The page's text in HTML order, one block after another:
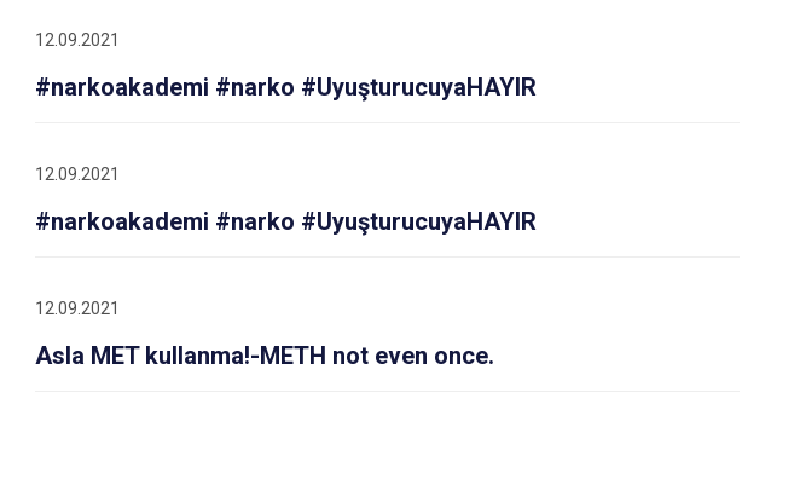
12.09.2021
#narkoakademi #narko #UyuşturucuyaHAYIR
12.09.2021
#narkoakademi #narko #UyuşturucuyaHAYIR
12.09.2021
Asla MET kullanma!-METH not even once.